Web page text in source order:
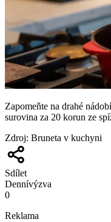
Zapomeňte na drahé
surovina za 20 korun ze
Zdroj: Bruneta v kuchyni
Sdílet
Dennívýzva
0
Reklama